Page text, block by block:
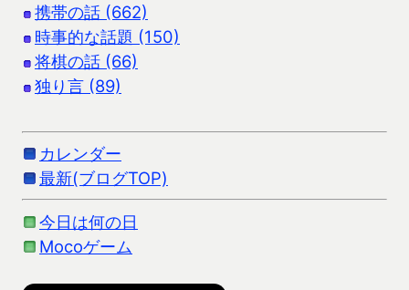
携帯の話 (662)
時事的な話題 (150)
将棋の話 (66)
独り言 (89)
カレンダー
最新(ブログTOP)
今日は何の日
Mocoゲーム